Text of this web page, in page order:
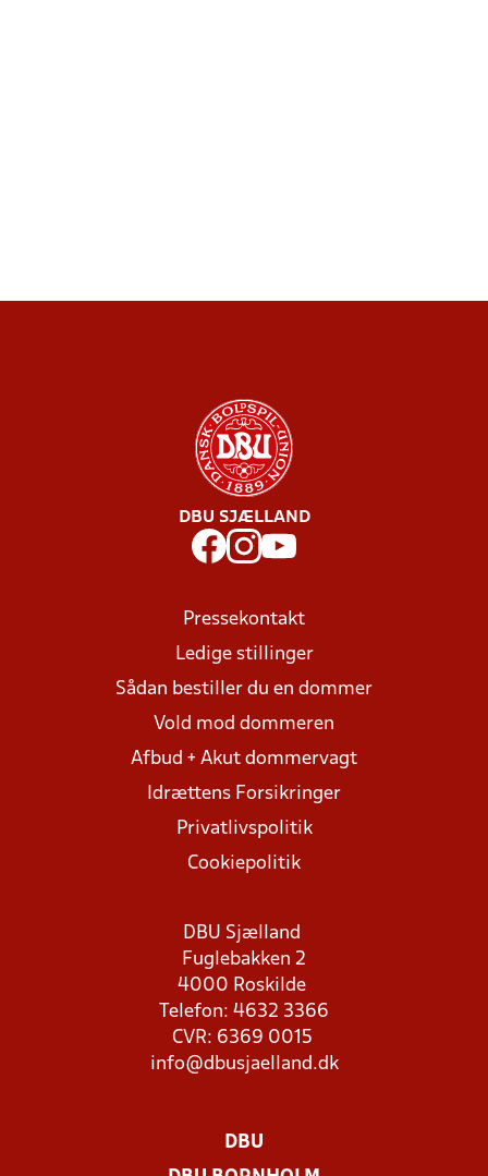
DBU SJÆLLAND
Pressekontakt
Ledige stillinger
Sådan bestiller du en dommer
Vold mod dommeren
Afbud + Akut dommervagt
Idrættens Forsikringer
Privatlivspolitik
Cookiepolitik
DBU Sjælland
Fuglebakken 2
4000 Roskilde
Telefon: 4632 3366
CVR: 6369 0015
info@dbusjaelland.dk
DBU